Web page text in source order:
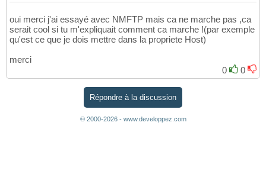
oui merci j'ai essayé avec NMFTP mais ca ne marche pas ,ca
serait cool si tu m'expliquait comment ca marche !(par exemple
qu'est ce que je dois mettre dans la propriete Host)
merci
0
0
Répondre à la discussion
© 2000-2026 - www.developpez.com